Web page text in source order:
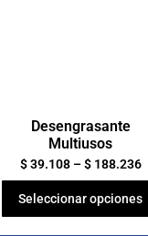
Desengrasante
Multiusos
$39.108–$188.236
Seleccionar opciones